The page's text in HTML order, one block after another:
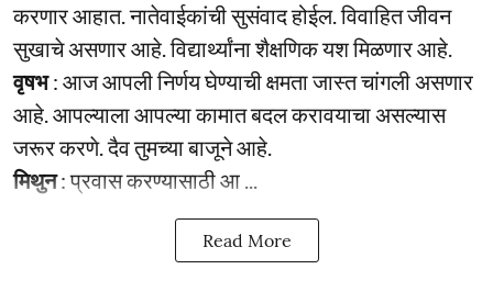
करणार आहात. नातेवाईकांची सुसंवाद होईल. विवाहित जीवन
सुखाचे असणार आहे. विद्यार्थ्यांना शैक्षणिक यश मिळणार आहे.
वृषभ: आज आपली निर्णय घेण्याची क्षमता जास्त चांगली असणार
आहे. आपल्याला आपल्या कामात बदल करावयाचा असल्यास
जरूर करणे. दैव तुमच्या बाजूने आहे.
मिथुन: प्रवास करण्यासाठी आ ...
Read More